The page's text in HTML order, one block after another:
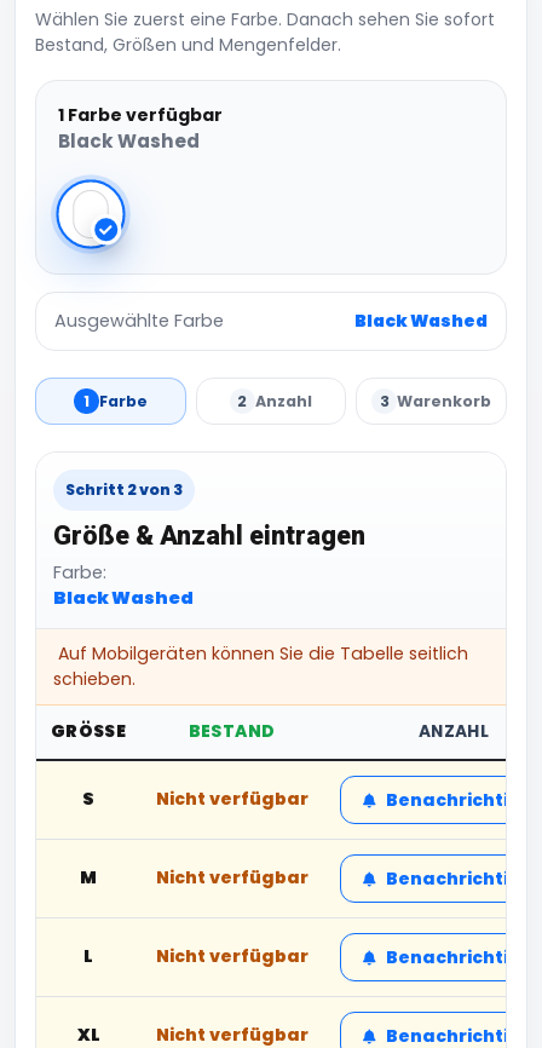
Wählen Sie zuerst eine Farbe. Danach sehen Sie sofort
Bestand, Größen und Mengenfelder.
1 Farbe verfügbar
Black Washed
Black Washed
Ausgewählte Farbe Black Washed
1 Farbe 2 Anzahl 3 Warenkorb
Schritt 2 von 3
Größe & Anzahl eintragen
Farbe:
Black Washed
Auf Mobilgeräten können Sie die Tabelle seitlich
schieben.
GRÖSSE BESTAND ANZAHL
S Nicht verfügbar
M Nicht verfügbar
L Nicht verfügbar
XL Nicht verfügbar